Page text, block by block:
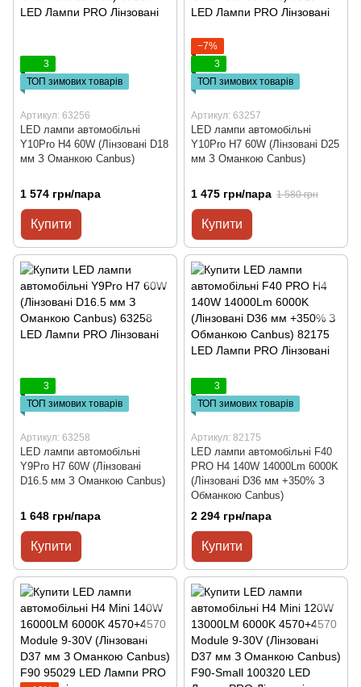
3
ТОП зимових товарів
Артикул: 63256
LED лампи автомобільні
Y10Pro H4 60W (Лінзовані D18
мм З Оманкою Canbus)
1 574 грн/пара
Купити
−7%
3
ТОП зимових товарів
Артикул: 63257
LED лампи автомобільні
Y10Pro H7 60W (Лінзовані D25
мм З Оманкою Canbus)
1 475 грн/пара 1 580 грн
Купити
3
ТОП зимових товарів
Артикул: 63258
LED лампи автомобільні
Y9Pro H7 60W (Лінзовані
D16.5 мм З Оманкою Canbus)
1 648 грн/пара
Купити
3
ТОП зимових товарів
Артикул: 82175
LED лампи автомобільні F40
PRO H4 140W 14000Lm 6000K
(Лінзовані D36 мм +350% З
Обманкою Canbus)
2 294 грн/пара
Купити